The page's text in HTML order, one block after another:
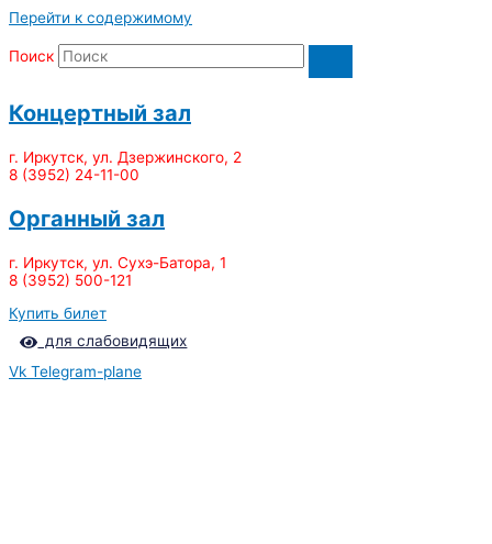
Перейти к содержимому
Поиск
Концертный зал
г. Иркутск, ул. Дзержинского, 2
8 (3952) 24-11-00
Органный зал
г. Иркутск, ул. Сухэ-Батора, 1
8 (3952) 500-121
Купить билет
для слабовидящих
Vk Telegram-plane